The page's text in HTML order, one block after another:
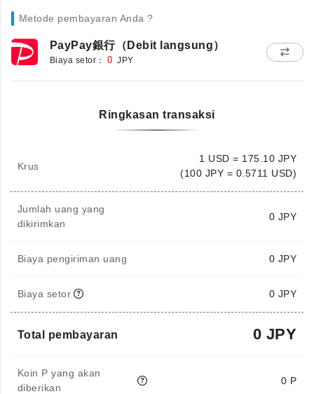
Metode pembayaran Anda ?
PayPay銀行（Debit langsung）
Biaya setor： 0 JPY
Ringkasan transaksi
Krus
1 USD = 175.10 JPY
(100 JPY = 0.5711 USD)
Jumlah uang yang
dikirimkan
0 JPY
Biaya pengiriman uang 0 JPY
Biaya setor 0 JPY
Total pembayaran 0 JPY
Koin P yang akan
diberikan
0 P